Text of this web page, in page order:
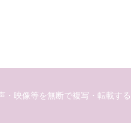
・映像等を無断で複写・転載